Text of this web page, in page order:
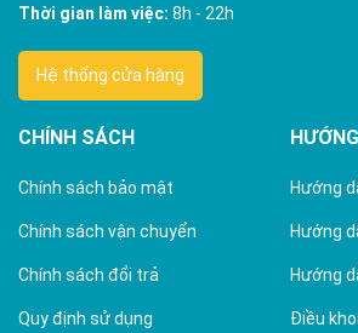
Thời gian làm việc: 8h - 22h
Hệ thống cửa hàng
CHÍNH SÁCH
Chính sách bảo mật
Chính sách vận chuyển
Chính sách đổi trả
Quy định sử dụng
Hướng
Hướng
Hướng
Điều